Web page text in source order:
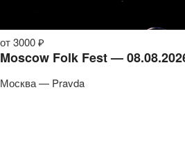
от 3000 ₽
Moscow Folk Fest —
Москва — Pravda